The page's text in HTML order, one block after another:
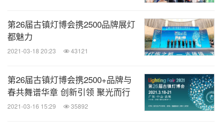
全球TMT
微信公众号“全球TMT”发布全球互联网、科
技、媒体、通讯企业的经营动态、财报信
阅！
关键词： 电脑/电子 建造/建筑 电子组件 家具业
家
第26届古镇灯博会携2500品牌展灯
都魅力
2021-03-18 20:23 43121
第26届古镇灯博会携2500+品牌与
春共舞谱华章 创新引领 聚光而行
2021-03-16 15:29 35892